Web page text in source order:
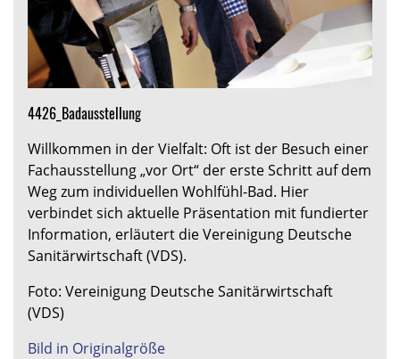
4426_Badausstellung
Willkommen in der Vielfalt: Oft ist der Besuch einer
Fachausstellung „vor Ort“ der erste Schritt auf dem
Weg zum individuellen Wohlfühl-Bad. Hier
verbindet sich aktuelle Präsentation mit fundierter
Information, erläutert die Vereinigung Deutsche
Sanitärwirtschaft (VDS).
Foto: Vereinigung Deutsche Sanitärwirtschaft
(VDS)
Bild in Originalgröße